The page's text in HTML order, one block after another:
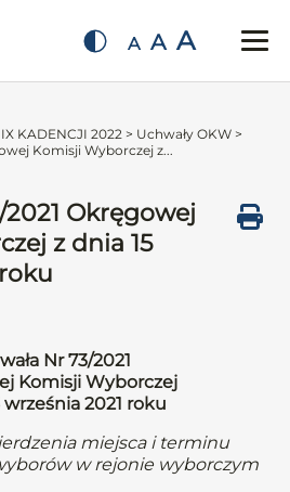
A A A
KADENCJI 2022 > Uchwały OKW >
Komisji Wyborczej z...
2021 Okręgowej
z dnia 15
Nr 73/2021
Komisji Wyborczej
września 2021 roku
miejsca i terminu
w rejonie wyborczym